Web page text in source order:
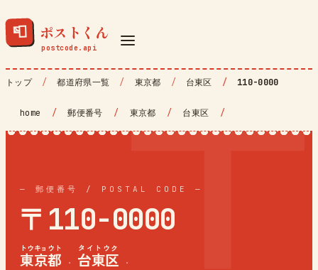
📮 ポストくん
トップ 都道府県一覧 東京都 台東区 110-0000
home / 郵便番号 / 東京都 / 台東区 /
— 郵便番号 / POSTAL CODE —
〒110-0000
東京都
トウキョウト
· 台東区
タイトウク
·